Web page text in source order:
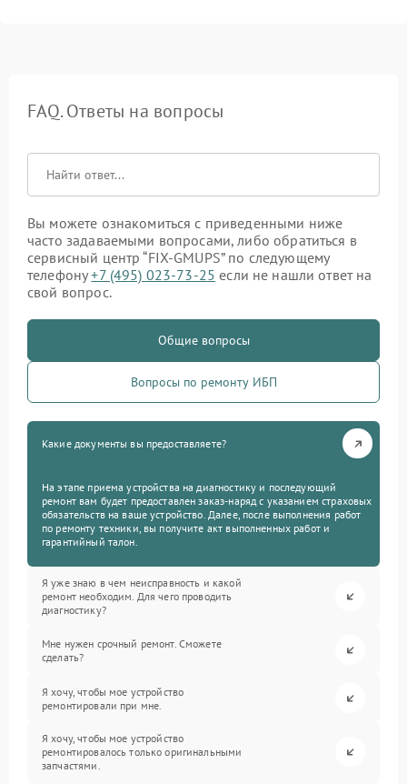
FAQ. Ответы на вопросы
Вы можете ознакомиться с приведенными ниже
часто задаваемыми вопросами, либо обратиться в
сервисный центр “FIX-GMUPS” по следующему
телефону+7 (495) 023-73-25 если не нашли ответ на
свой вопрос.
Общие вопросы
Вопросы по ремонту ИБП
Какие документы вы предоставляете?
На этапе приема устройства на диагностику и последующий
ремонт вам будет предоставлен заказ-наряд с указанием страховых
обязательств на ваше устройство. Далее, после выполнения работ
по ремонту техники, вы получите акт выполненных работ и
гарантийный талон.
Я уже знаю в чем неисправность и какой
ремонт необходим. Для чего проводить
диагностику?
Мне нужен срочный ремонт. Сможете
сделать?
Я хочу, чтобы мое устройство
ремонтировали при мне.
Я хочу, чтобы мое устройство
ремонтировалось только оригинальными
запчастями.